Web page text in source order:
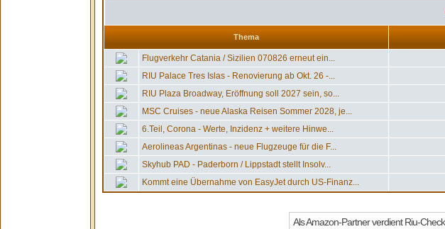
Thema
Flugverkehr Catania / Sizilien 070826 erneut ein...
RIU Palace Tres Islas - Renovierung ab Okt. 26 -...
RIU Plaza Broadway, Eröffnung soll 2027 sein, so...
MSC Cruises - neue Alaska Reisen Sommer 2028, je...
6.Teil, Corona - Werte, Inzidenz + weitere Hinwe...
Aerolineas Argentinas - neue Flugzeuge für die F...
Skyhub PAD - Paderborn / Lippstadt stellt Insolv...
Kommt eine Übernahme von EasyJet durch US-Finanz...